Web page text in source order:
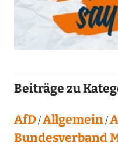
Beiträge zu
AfD Allgemein
Bundesverband